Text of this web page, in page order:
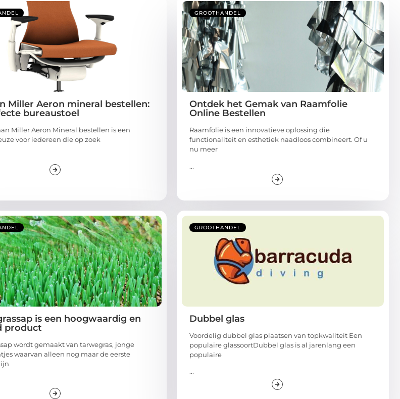
Miller Aeron mineral bestellen:
bureaustoel
Miller Aeron Mineral bestellen is een
voor iedereen die op zoek
GROOTHANDEL
Ontdek het Gemak van Raamfolie
Online Bestellen
Raamfolie is een innovatieve oplossing die
functionaliteit en esthetiek naadloos combineert. Of u
nu meer
...
is een hoogwaardig en
product
wordt gemaakt van tarwegras, jonge
waarvan alleen nog maar de eerste
GROOTHANDEL
Dubbel glas
Voordelig dubbel glas plaatsen van topkwaliteit Een
populaire glassoortDubbel glas is al jarenlang een
populaire
...